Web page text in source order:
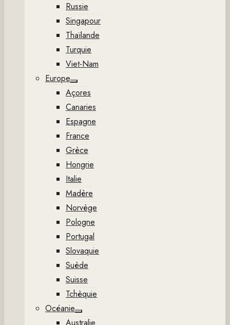
Russie
Singapour
Thaïlande
Turquie
Viet-Nam
Europe
Show
sub
menu
Açores
Canaries
Espagne
France
Grèce
Hongrie
Italie
Madère
Norvège
Pologne
Portugal
Slovaquie
Suède
Suisse
Tchèquie
Océanie
Show